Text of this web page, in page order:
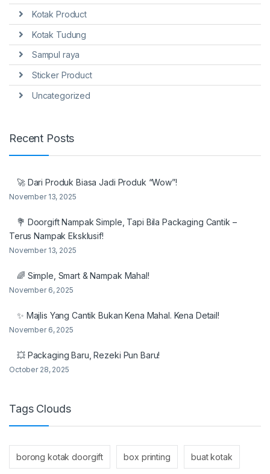
Kotak Product
Kotak Tudung
Sampul raya
Sticker Product
Uncategorized
Recent Posts
🚀 Dari Produk Biasa Jadi Produk “Wow”!
November 13, 2025
💐 Doorgift Nampak Simple, Tapi Bila Packaging Cantik –
Terus Nampak Eksklusif!
November 13, 2025
🌈 Simple, Smart & Nampak Mahal!
November 6, 2025
✨ Majlis Yang Cantik Bukan Kena Mahal. Kena Detail!
November 6, 2025
💥 Packaging Baru, Rezeki Pun Baru!
October 28, 2025
Tags Clouds
borong kotak doorgift box printing buat kotak